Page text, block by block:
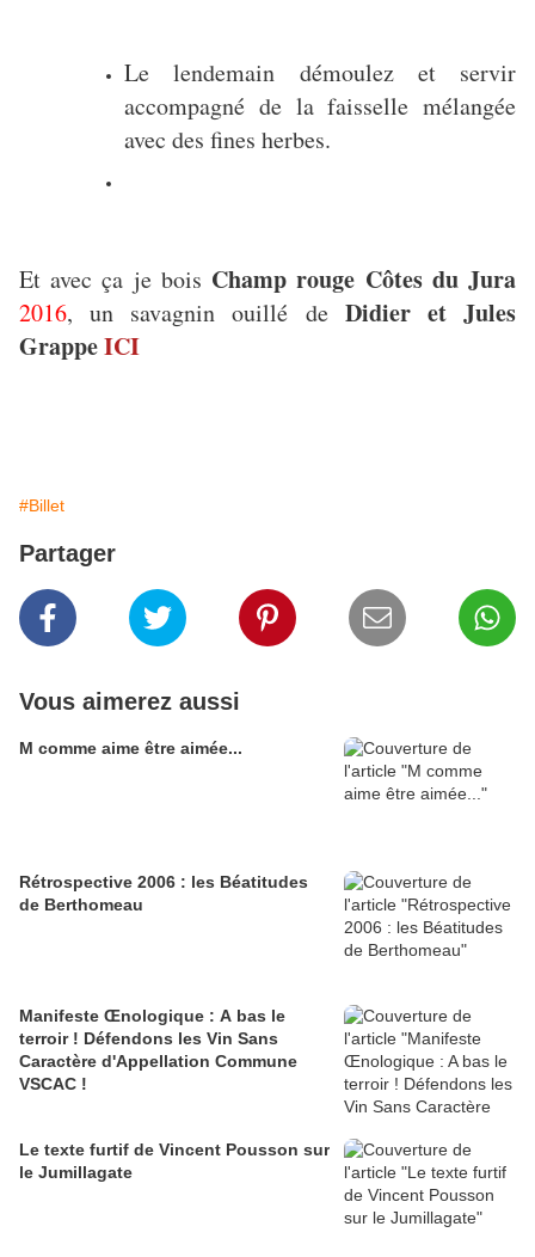
Le lendemain démoulez et servir
accompagné de la faisselle mélangée
avec des fines herbes.
Et avec ça je bois Champ rouge Côtes du Jura
2016, un savagnin ouillé de Didier et Jules
GrappeICI
#Billet
Partager
Vous aimerez aussi
M comme aime être aimée...
Rétrospective 2006 : les Béatitudes
de Berthomeau
Manifeste Œnologique : A bas le
terroir ! Défendons les Vin Sans
Caractère d'Appellation Commune
VSCAC !
Le texte furtif de Vincent Pousson sur
le Jumillagate